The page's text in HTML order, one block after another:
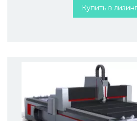
Купить в лизинг